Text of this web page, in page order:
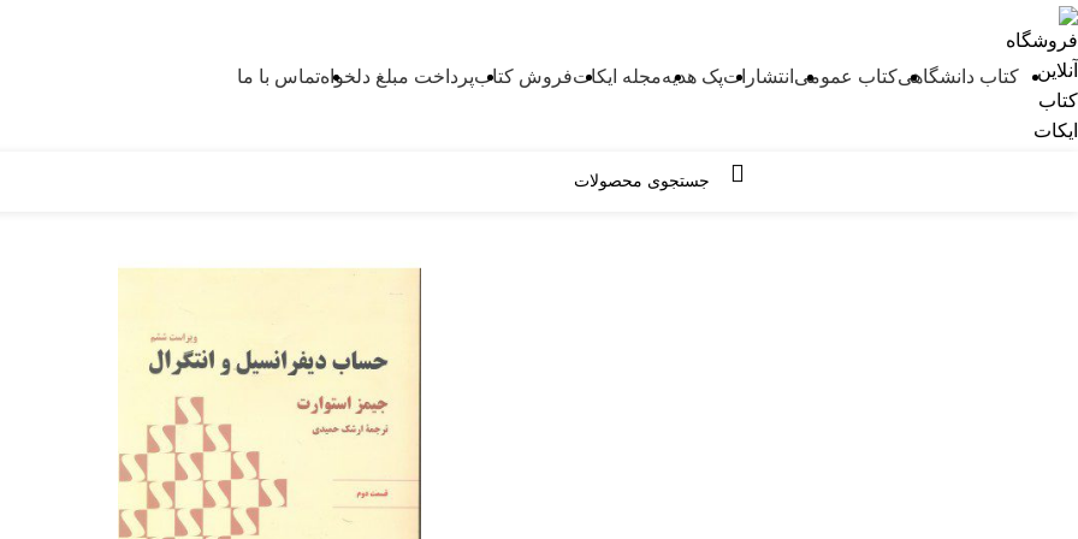
کتاب دانشگاهیکتاب عمومی انتشاراتپک هدیهمجله ایکاتفروش کتابپرداخت مبلغ دلخواهتماس با ما